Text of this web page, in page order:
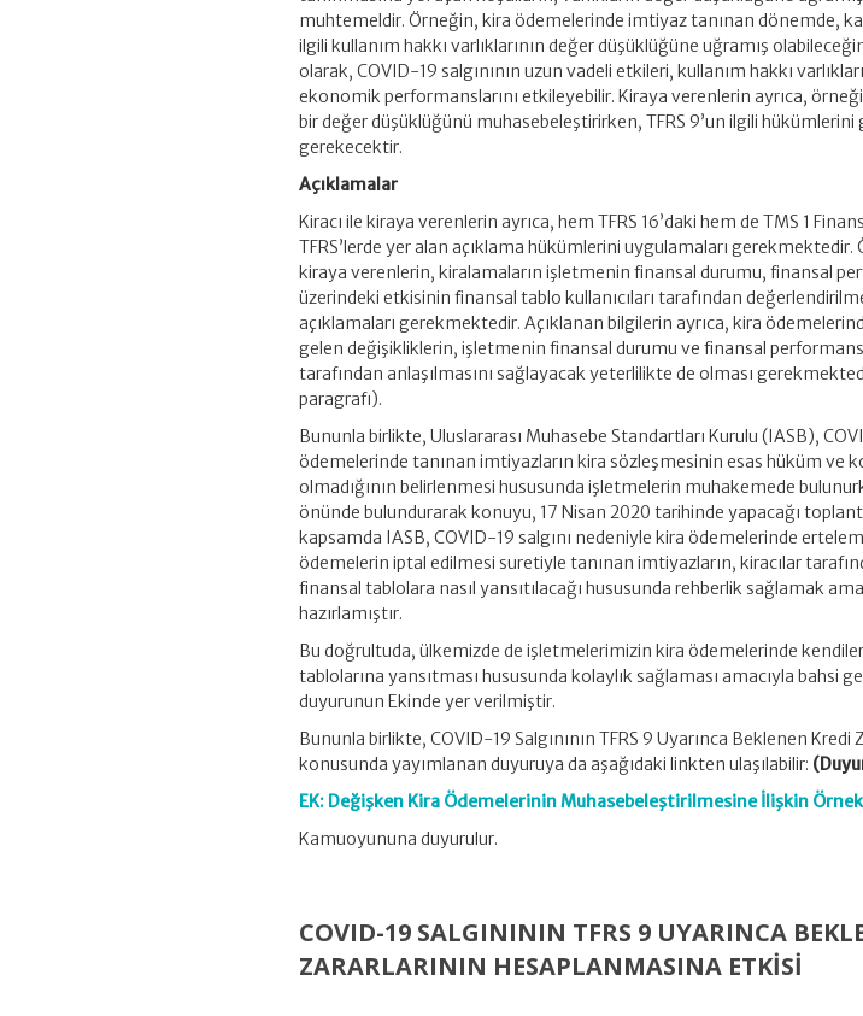
muhtemeldir. Örneğin, kira ödemelerinde imtiyaz tanınan dönemde,
ilgili kullanım hakkı varlıklarının değer düşüklüğüne uğramış
olarak, COVID-19 salgınının uzun vadeli etkileri, kullanım hakkı
ekonomik performanslarını etkileyebilir. Kiraya verenlerin ayrıca,
bir değer düşüklüğünü muhasebeleştirirken, TFRS 9’un ilgili
gerekecektir.
Açıklamalar
Kiracı ile kiraya verenlerin ayrıca, hem TFRS 16’daki hem de TMS 1
TFRS’lerde yer alan açıklama hükümlerini uygulamaları gerekmektedir.
kiraya verenlerin, kiralamaların işletmenin finansal durumu, finansal
üzerindeki etkisinin finansal tablo kullanıcıları tarafından
açıklamaları gerekmektedir. Açıklanan bilgilerin ayrıca, kira
gelen değişikliklerin, işletmenin finansal durumu ve finansal
tarafından anlaşılmasını sağlayacak yeterlilikte de olması
paragrafı).
Bununla birlikte, Uluslararası Muhasebe Standartları Kurulu (IASB),
ödemelerinde tanınan imtiyazların kira sözleşmesinin esas hüküm ve
olmadığının belirlenmesi hususunda işletmelerin muhakemede
önünde bulundurarak konuyu, 17 Nisan 2020 tarihinde yapacağı
kapsamda IASB, COVID-19 salgını nedeniyle kira ödemelerinde
ödemelerin iptal edilmesi suretiyle tanınan imtiyazların, kiracılar
finansal tablolara nasıl yansıtılacağı hususunda rehberlik sağlamak
hazırlamıştır.
Bu doğrultuda, ülkemizde de işletmelerimizin kira ödemelerinde
tablolarına yansıtması hususunda kolaylık sağlaması amacıyla bahsi
duyurunun Ekinde yer verilmiştir.
Bununla birlikte, COVID-19 Salgınının TFRS 9 Uyarınca Beklenen Kredi
konusunda yayımlanan duyuruya da aşağıdaki linkten ulaşılabilir:
EK: Değişken Kira Ödemelerinin Muhasebeleştirilmesine İlişkin Örnek
Kamuoyununa duyurulur.
COVID-19 SALGINININ TFRS 9 UYARINCA
ZARARLARININ HESAPLANMASINA ETKISI